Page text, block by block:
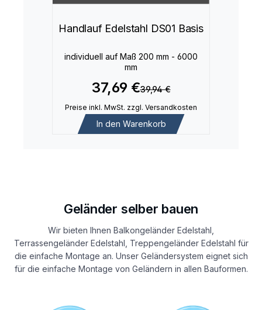
Handlauf Edelstahl DS01 Basis
individuell auf Maß 200 mm - 6000
mm
37,69 €39,94 €
Preise inkl. MwSt. zzgl. Versandkosten
In den Warenkorb
Geländer selber bauen
Wir bieten Ihnen Balkongeländer Edelstahl,
Terrassengeländer Edelstahl, Treppengeländer Edelstahl für
die einfache Montage an. Unser Geländersystem eignet sich
für die einfache Montage von Geländern in allen Bauformen.